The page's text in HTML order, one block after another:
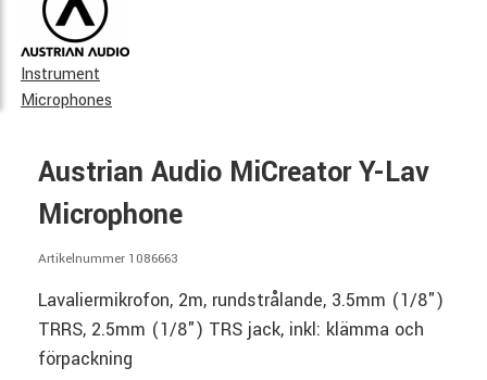
Instrument
Microphones
Austrian Audio MiCreator Y-Lav
Microphone
Artikelnummer 1086663
Lavaliermikrofon, 2m, rundstrålande, 3.5mm (1/8")
TRRS, 2.5mm (1/8") TRS jack, inkl: klämma och
förpackning